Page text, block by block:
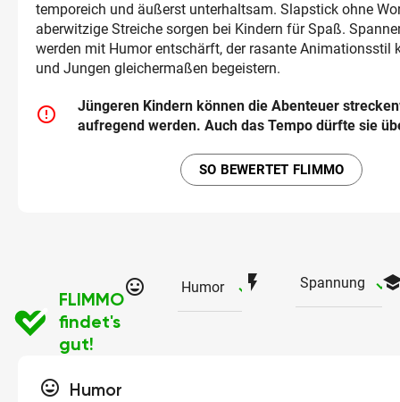
temporeich und äußerst unterhaltsam. Slapstick ohne
aberwitzige Streiche sorgen bei Kindern für Spaß.
werden mit Humor entschärft, der rasante Animationsstil
und Jungen gleichermaßen begeistern.
error_outline
Jüngeren Kindern können die Abenteuer
aufregend werden. Auch das Tempo dürfte sie
SO BEWERTET FLIMMO
FLIMMO
findet's
gut!
tag_faces Humor checked
flash_on Spannung
tag_faces Humor